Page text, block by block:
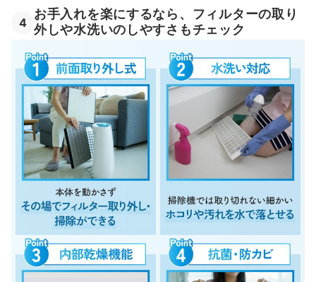
4
お手入れを楽にするなら、フィルターの取り
外しや水洗いのしやすさもチェック